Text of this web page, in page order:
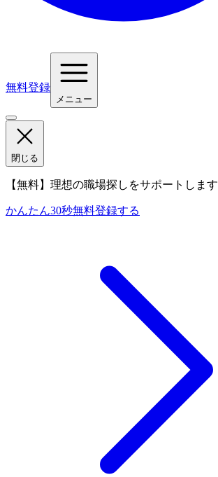
無料登録
メニュー
閉じる
【無料】理想の職場探しをサポートします
かんたん30秒無料登録する